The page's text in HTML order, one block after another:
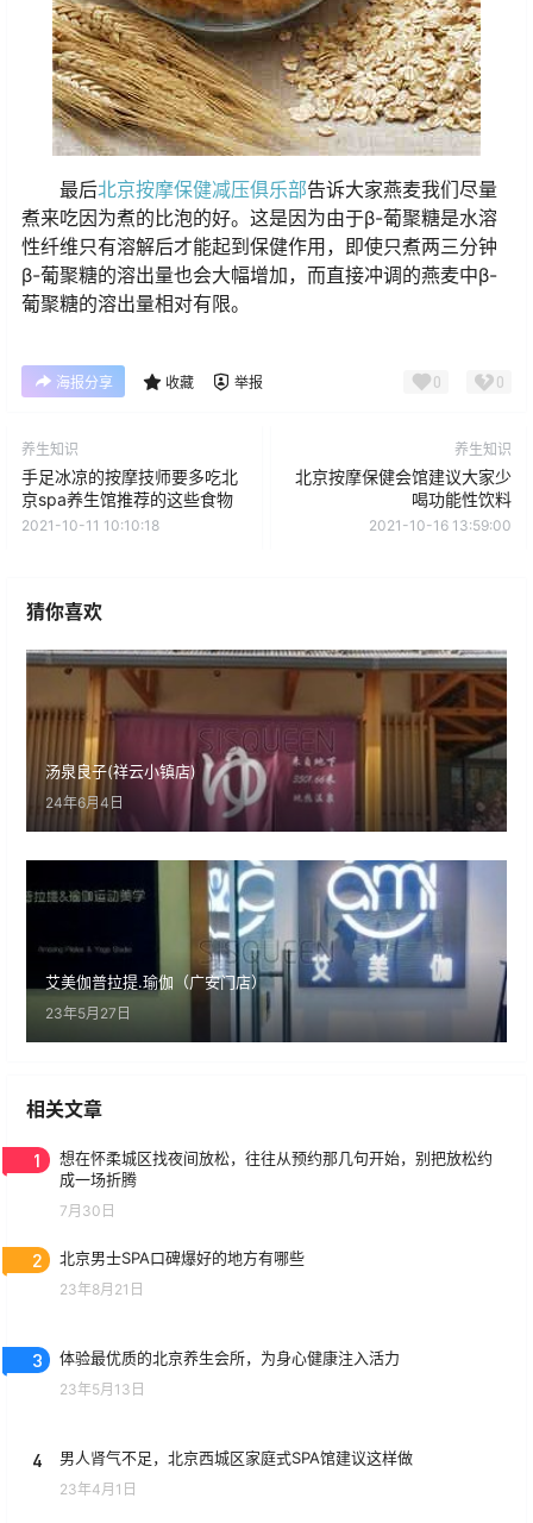
最后北京按摩保健减压俱乐部告诉大家燕麦我们尽量
煮来吃因为煮的比泡的好。这是因为由于β-葡聚糖是水溶
性纤维只有溶解后才能起到保健作用，即使只煮两三分钟
β-葡聚糖的溶出量也会大幅增加，而直接冲调的燕麦中β-
葡聚糖的溶出量相对有限。
海报分享 收藏 举报 0 0
养生知识
手足冰凉的按摩技师要多吃北
京spa养生馆推荐的这些食物
2021-10-11 10:10:18
养生知识
北京按摩保健会馆建议大家少
喝功能性饮料
2021-10-16 13:59:00
猜你喜欢
汤泉良子(祥云小镇店)
24年6月4日
艾美伽普拉提.瑜伽（广安门店）
23年5月27日
相关文章
1
想在怀柔城区找夜间放松，往往从预约那几句开始，别把放松约
成一场折腾
7月30日
2 北京男士SPA口碑爆好的地方有哪些
23年8月21日
3 体验最优质的北京养生会所，为身心健康注入活力
23年5月13日
4 男人肾气不足，北京西城区家庭式SPA馆建议这样做
23年4月1日